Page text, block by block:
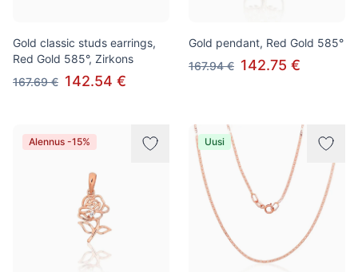
Gold classic studs earrings,
Red Gold 585°, Zirkons
167.69 € 142.54 €
Gold pendant, Red Gold 585°
167.94 € 142.75 €
Alennus -15% Uusi